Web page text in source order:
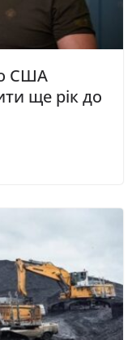
США
ще рік до